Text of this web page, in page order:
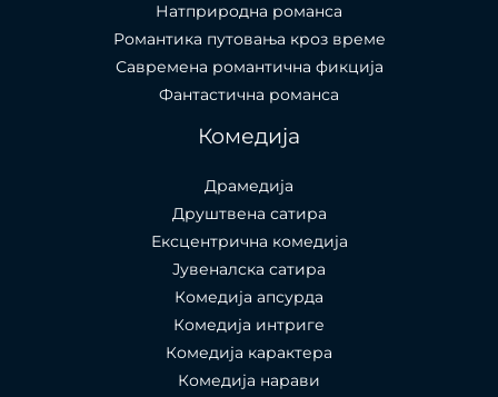
Натприродна романса
Романтика путовања кроз време
Савремена романтична фикција
Фантастична романса
Комедија
Драмедија
Друштвена сатира
Ексцентрична комедија
Јувеналска сатира
Комедија апсурда
Комедија интриге
Комедија карактера
Комедија нарави